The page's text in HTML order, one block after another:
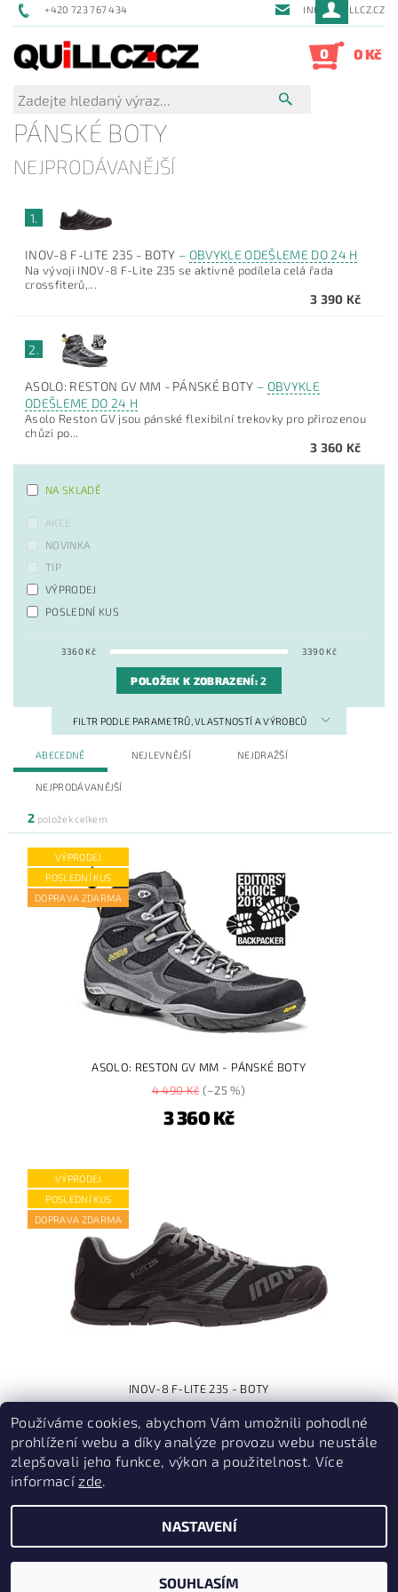
+420 723 767 434 INFO@QUILLCZ.CZ
0 0 Kč
PÁNSKÉ BOTY
NEJPRODÁVANĚJŠÍ
1.
INOV-8 F-LITE 235 - BOTY – OBVYKLE ODEŠLEME DO 24 H
Na vývoji INOV-8 F-Lite 235 se aktivně podílela celá řada
crossfiterů,...
3 390 Kč
2.
ASOLO: RESTON GV MM - PÁNSKÉ BOTY – OBVYKLE
ODEŠLEME DO 24 H
Asolo Reston GV jsou pánské flexibilní trekovky pro přirozenou
chůzi po...
3 360 Kč
NA SKLADĚ
AKCE
NOVINKA
TIP
VÝPRODEJ
POSLEDNÍ KUS
3360 Kč 3390 Kč
POLOŽEK K ZOBRAZENÍ:2
FILTR PODLE PARAMETRŮ, VLASTNOSTÍ A VÝROBCŮ
ABECEDNĚ NEJLEVNĚJŠÍ NEJDRAŽŠÍ
NEJPRODÁVANĚJŠÍ
2 položek celkem
VÝPRODEJ
POSLEDNÍ KUS
DOPRAVA ZDARMA
ASOLO: RESTON GV MM - PÁNSKÉ BOTY
4 490 Kč(–25 %)
3 360 Kč
VÝPRODEJ
POSLEDNÍ KUS
DOPRAVA ZDARMA
INOV-8 F-LITE 235 - BOTY
3 390 Kč
PruvodceNakopce.Cz
2026 © Quill outdoor, všechna práva vyhrazena
Vytvořil Shoptet
Používáme cookies, abychom Vám umožnili pohodlné
prohlížení webu a díky analýze provozu webu neustále
zlepšovali jeho funkce, výkon a použitelnost. Více
informacízde.
NASTAVENÍ
SOUHLASÍM